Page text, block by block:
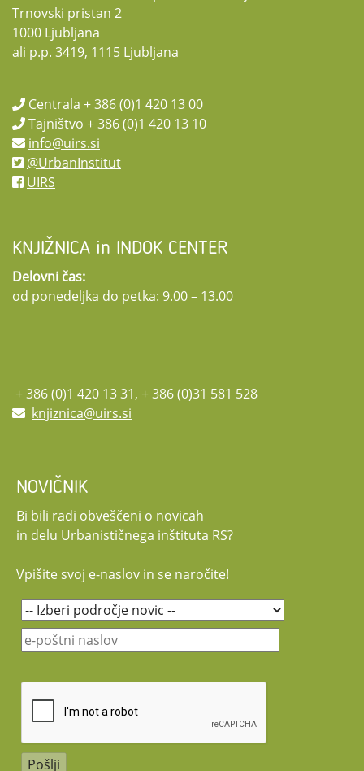
Trnovski pristan 2
1000 Ljubljana
ali p.p. 3419, 1115 Ljubljana
Centrala + 386 (0)1 420 13 00
Tajništvo + 386 (0)1 420 13 10
info@uirs.si
@UrbanInstitut
UIRS
KNJIŽNICA in INDOK CENTER
Delovni čas:
od ponedeljka do petka: 9.00 – 13.00
+ 386 (0)1 420 13 31, + 386 (0)31 581 528
knjiznica@uirs.si
NOVIČNIK
Bi bili radi obveščeni o novicah
in delu Urbanističnega inštituta RS?
Vpišite svoj e-naslov in se naročite!